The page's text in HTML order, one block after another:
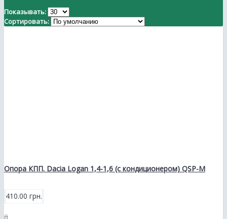
Показывать:
Сортировать:
Опора КПП. Dacia Logan 1,4-1,6 (с кондиционером) QSP-M
410.00 грн.